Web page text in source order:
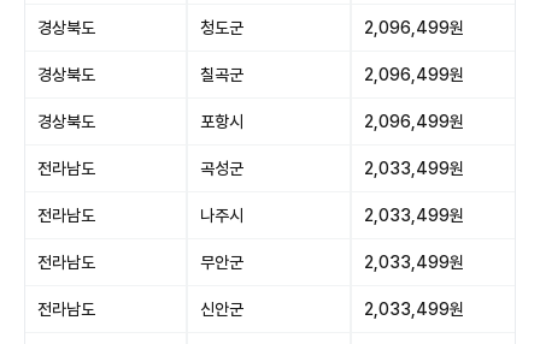
경상북도 청도군 2,096,499원
경상북도 칠곡군 2,096,499원
경상북도 포항시 2,096,499원
전라남도 곡성군 2,033,499원
전라남도 나주시 2,033,499원
전라남도 무안군 2,033,499원
전라남도 신안군 2,033,499원